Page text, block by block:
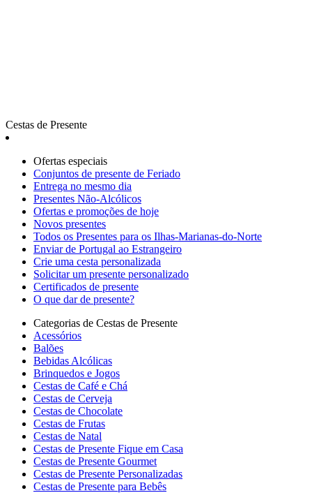
Cestas de Presente
Ofertas especiais
Сonjuntos de presente de Feriado
Entrega no mesmo dia
Presentes Não-Alcólicos
Ofertas e promoções de hoje
Novos presentes
Todos os Presentes para os Ilhas-Marianas-do-Norte
Enviar de Portugal ao Estrangeiro
Crie uma cesta personalizada
Solicitar um presente personalizado
Certificados de presente
O que dar de presente?
Categorias de Cestas de Presente
Acessórios
Balões
Bebidas Alcólicas
Brinquedos e Jogos
Cestas de Café e Chá
Cestas de Cerveja
Cestas de Chocolate
Cestas de Frutas
Cestas de Natal
Cestas de Presente Fique em Casa
Cestas de Presente Gourmet
Cestas de Presente Personalizadas
Cestas de Presente para Bebês